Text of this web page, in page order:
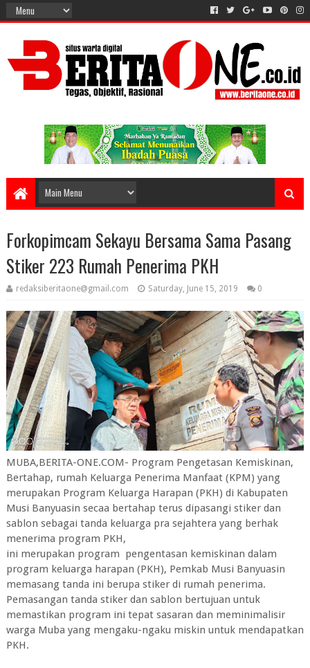
Forkopimcam Sekayu Bersama Sama Pasang
Stiker 223 Rumah Penerima PKH
redaksiberitaone@gmail.com Saturday, June 15, 2019 0
MUBA,BERITA-ONE.COM- Program Pengetasan Kemiskinan,
Bertahap, rumah Keluarga Penerima Manfaat (KPM) yang
merupakan Program Keluarga Harapan (PKH) di Kabupaten
Musi Banyuasin secaa bertahap terus dipasangi stiker dan
sablon sebagai tanda keluarga pra sejahtera yang berhak
menerima program PKH,
ini merupakan program pengentasan kemiskinan dalam
program keluarga harapan (PKH), Pemkab Musi Banyuasin
memasang tanda ini berupa stiker di rumah penerima.
Pemasangan tanda stiker dan sablon bertujuan untuk
memastikan program ini tepat sasaran dan meminimalisir
warga Muba yang mengaku-ngaku miskin untuk mendapatkan
PKH.